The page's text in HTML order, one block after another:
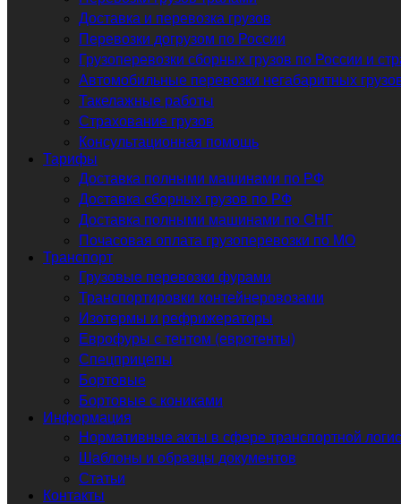
Доставка и перевозка грузов
Перевозки догрузом по России
Грузоперевозки сборных грузов по России и
Автомобильные перевозки негабаритных
Такелажные работы
Страхование грузов
Консультационная помощь
Тарифы
Доставка полными машинами по РФ
Доставка сборных грузов по РФ
Доставка полными машинами по СНГ
Почасовая оплата грузоперевозки по МО
Транспорт
Грузовые перевозки фурами
Транспортировки контейнеровозами
Изотермы и рефрижераторы
Еврофуры с тентом (евротенты)
Спецприцепы
Бортовые
Бортовые с кониками
Информация
Нормативные акты в сфере транспортной
Шаблоны и образцы документов
Статьи
Контакты